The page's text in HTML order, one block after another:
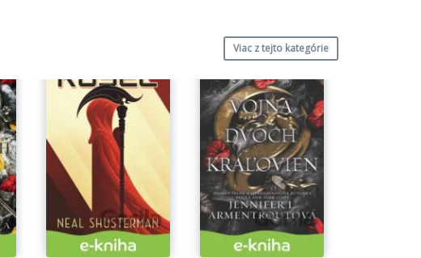
Viac z tejto kategórie